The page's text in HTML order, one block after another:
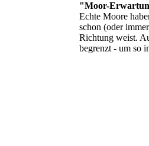
"Moor-
Echte Moore
schon (oder
Richtung weist.
begrenzt - um so